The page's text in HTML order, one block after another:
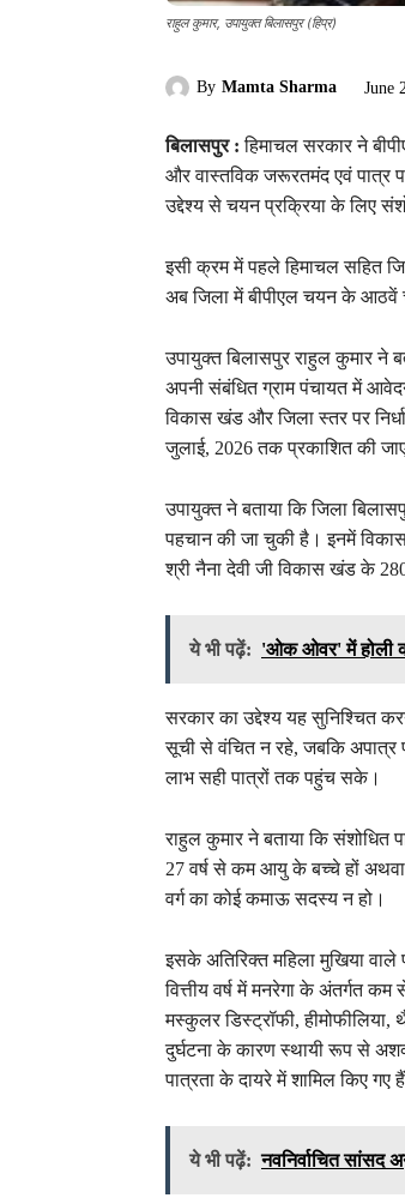
राहुल कुमार, उपायुक्त बिलासपुर (हिप्र)
By Mamta Sharma June
बिलासपुर : हिमाचल सरकार ने
और वास्तविक जरूरतमंद एवं पात्र
उद्देश्य से चयन प्रक्रिया के लिए
इसी क्रम में पहले हिमाचल सहित
अब जिला में बीपीएल चयन के आठवें
उपायुक्त बिलासपुर राहुल कुमार ने
अपनी संबंधित ग्राम पंचायत में
विकास खंड और जिला स्तर पर
जुलाई, 2026 तक प्रकाशित की
उपायुक्त ने बताया कि जिला
पहचान की जा चुकी है। इनमें
श्री नैना देवी जी विकास खंड के 280
ये भी पढ़ें: 'ओक ओवर' में होली
सरकार का उद्देश्य यह सुनिश्चित
सूची से वंचित न रहे, जबकि अपात्र
लाभ सही पात्रों तक पहुंच सके।
राहुल कुमार ने बताया कि संशोधित
27 वर्ष से कम आयु के बच्चे हों
वर्ग का कोई कमाऊ सदस्य न हो।
इसके अतिरिक्त महिला मुखिया वाले
वित्तीय वर्ष में मनरेगा के अंतर्गत
मस्कुलर डिस्ट्रॉफी, हीमोफीलिया,
दुर्घटना के कारण स्थायी रूप से
पात्रता के दायरे में शामिल किए गए
ये भी पढ़ें: नवनिर्वाचित सांसद